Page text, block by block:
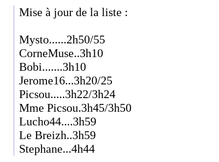
Mise à jour de la liste :
Mysto......2h50/55
CorneMuse..3h10
Bobi.......3h10
Jerome16...3h20/25
Picsou.....3h22/3h24
Mme Picsou.3h45/3h50
Lucho44....3h59
Le Breizh..3h59
Stephane...4h44